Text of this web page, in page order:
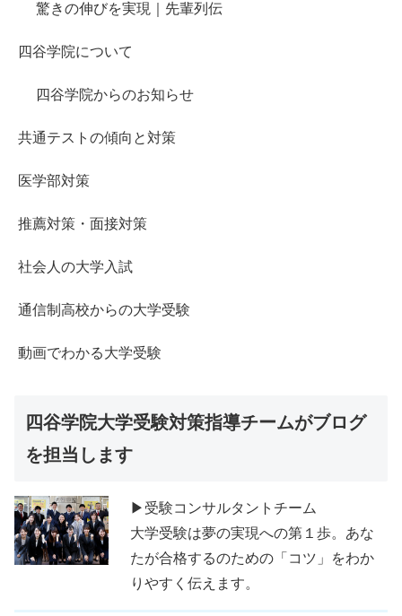
驚きの伸びを実現｜先輩列伝
四谷学院について
四谷学院からのお知らせ
共通テストの傾向と対策
医学部対策
推薦対策・面接対策
社会人の大学入試
通信制高校からの大学受験
動画でわかる大学受験
四谷学院大学受験対策指導チームがブログ
を担当します
▶受験コンサルタントチーム
大学受験は夢の実現への第１歩。あな
たが合格するのための「コツ」をわか
りやすく伝えます。